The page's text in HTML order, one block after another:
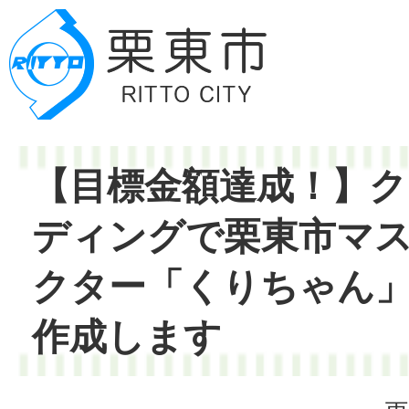
【目標金額達成！】
ディングで栗東市マ
クター「くりちゃん
作成します